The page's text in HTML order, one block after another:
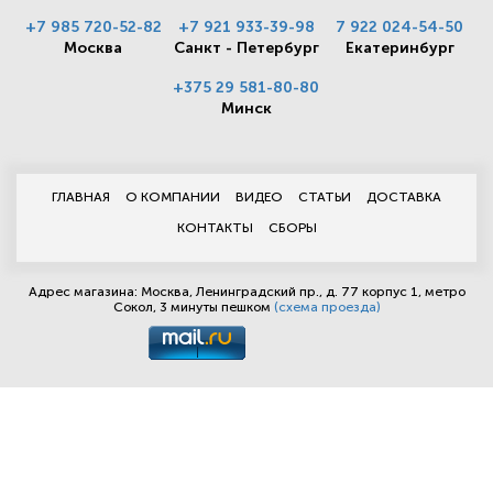
+7 985 720-52-82
Москва
+7 921 933-39-98
Санкт - Петербург
7 922 024-54-50
Екатеринбург
+375 29 581-80-80
Минск
ГЛАВНАЯ О КОМПАНИИ ВИДЕО СТАТЬИ
ДОСТАВКА
КОНТАКТЫ
СБОРЫ
Адрес магазина: Москва, Ленинградский пр., д. 77 корпус 1, метро
Сокол, 3 минуты пешком (схема проезда)